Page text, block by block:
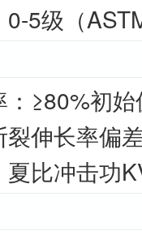
5级（
≥80%初始
伸长率偏
比冲击功